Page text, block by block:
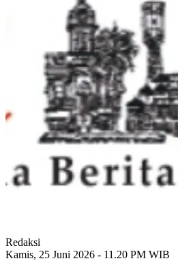
Redaksi
Kamis, 25 Juni 2026 - 11.20 PM WIB